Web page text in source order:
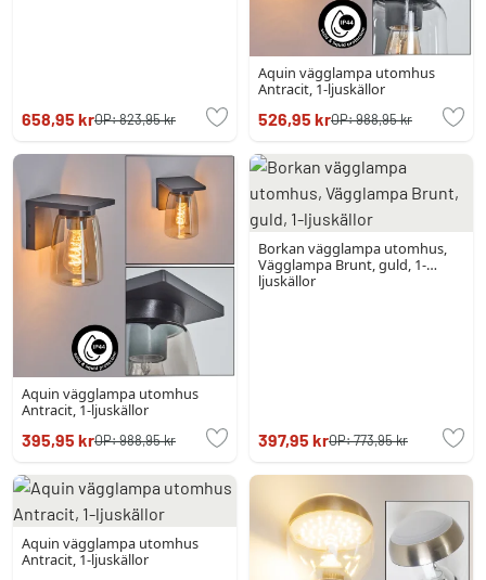
658,95 krOP:823,95 kr
Aquin vägglampa utomhus
Antracit, 1-ljuskällor
526,95 krOP:988,95 kr
Aquin vägglampa utomhus
Antracit, 1-ljuskällor
395,95 krOP:988,95 kr
Borkan vägglampa utomhus,
Vägglampa Brunt, guld, 1-
ljuskällor
397,95 krOP:773,95 kr
Aquin vägglampa utomhus
Antracit, 1-ljuskällor